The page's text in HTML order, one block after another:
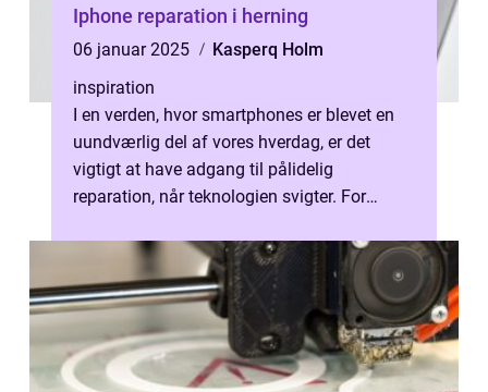
Iphone reparation i herning
06 januar 2025
Kasperq Holm
inspiration
I en verden, hvor smartphones er blevet en
uundværlig del af vores hverdag, er det
vigtigt at have adgang til pålidelig
reparation, når teknologien svigter. For